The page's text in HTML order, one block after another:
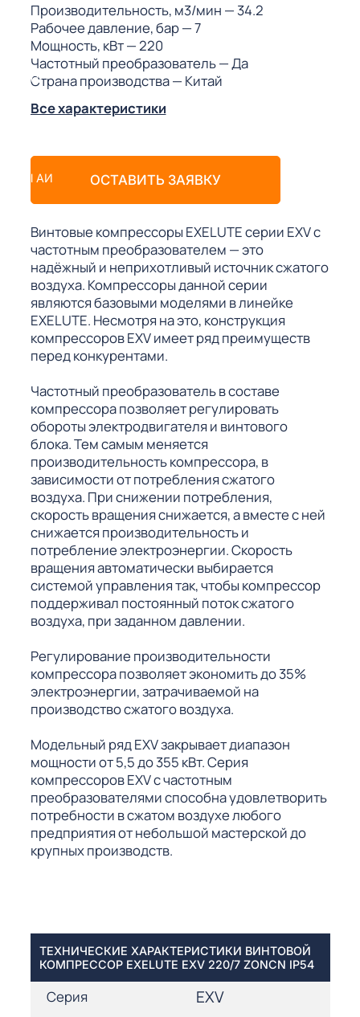
Производительность, м3/мин — 34.2
Рабочее давление, бар— 7
Мощность, кВт— 220
Частотный преобразователь— Да
Страна производства— Китай
Все характеристики
ОСТАВИТЬ ЗАЯВКУ
Винтовые компрессоры EXELUTE серии EXV с
частотным преобразователем — это
надёжный и неприхотливый источник сжатого
воздуха. Компрессоры данной серии
являются базовыми моделями в линейке
EXELUTE. Несмотря на это, конструкция
компрессоров EXV имеет ряд преимуществ
перед конкурентами.
Частотный преобразователь в составе
компрессора позволяет регулировать
обороты электродвигателя и винтового
блока. Тем самым меняется
производительность компрессора, в
зависимости от потребления сжатого
воздуха. При снижении потребления,
скорость вращения снижается, а вместе с ней
снижается производительность и
потребление электроэнергии. Скорость
вращения автоматически выбирается
системой управления так, чтобы компрессор
поддерживал постоянный поток сжатого
воздуха, при заданном давлении.
Регулирование производительности
компрессора позволяет экономить до 35%
электроэнергии, затрачиваемой на
производство сжатого воздуха.
Модельный ряд EXV закрывает диапазон
мощности от 5,5 до 355 кВт. Серия
компрессоров EXV с частотным
преобразователями способна удовлетворить
потребности в сжатом воздухе любого
предприятия от небольшой мастерской до
крупных производств.
ТЕХНИЧЕСКИЕ ХАРАКТЕРИСТИКИ ВИНТОВОЙ
КОМПРЕССОР EXELUTE EXV 220/7 ZONCN IP54
Серия EXV
(МКС)
АИ